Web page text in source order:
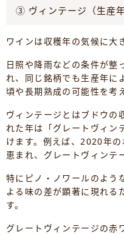
③ ヴィンテージ（生産年
ワインは収穫年の気候に大
日照や降雨などの条件が整
れ、同じ銘柄でも生産年に
頃や長期熟成の可能性を考
ヴィンテージとはブドウの
れた年は「グレートヴィン
けます。例えば、2020年
恵まれ、グレートヴィンテ
特にピノ・ノワールのよう
よる味の差が顕著に現れる
す。
グレートヴィンテージの赤